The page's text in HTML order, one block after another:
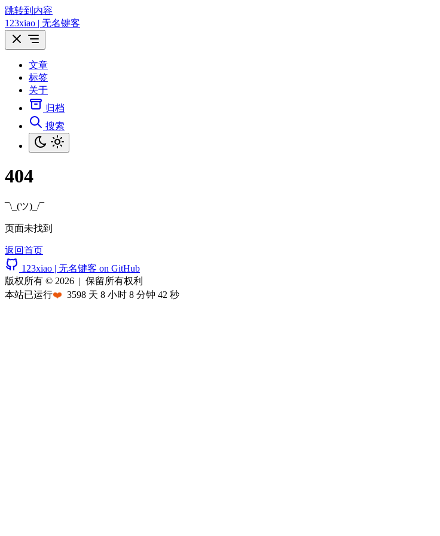
跳转到内容
123xiao | 无名键客
文章
标签
关于
归档
搜索
404
¯\_(ツ)_/¯
页面未找到
返回首页
123xiao | 无名键客 on GitHub
版权所有 © 2026 | 保留所有权利
本站已运行❤️ 3598 天 8 小时 8 分钟 42 秒